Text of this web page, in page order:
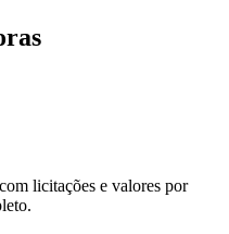
licitações e valores por